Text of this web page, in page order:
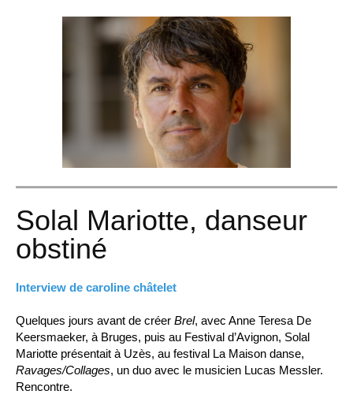
Solal Mariotte, danseur
obstiné
Interview de caroline châtelet
Quelques jours avant de créer Brel, avec Anne Teresa De
Keersmaeker, à Bruges, puis au Festival d’Avignon, Solal
Mariotte présentait à Uzès, au festival La Maison danse,
Ravages/Collages, un duo avec le musicien Lucas Messler.
Rencontre.